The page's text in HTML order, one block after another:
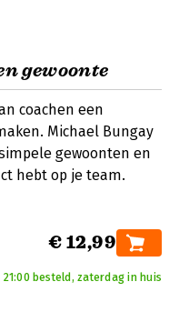
gewoonte
coachen een
Michael Bungay
gewoonten en
hebt op je team.
€ 12,99
besteld, zaterdag in huis